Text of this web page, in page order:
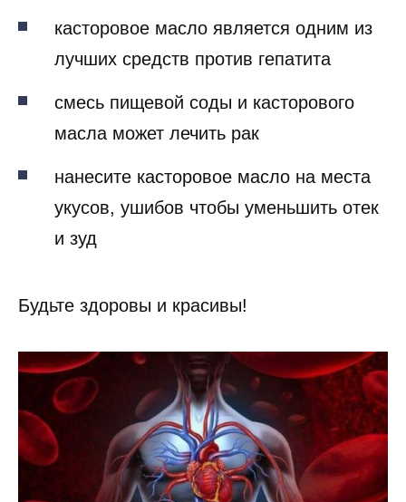
касторовое масло является одним из
лучших средств против гепатита
смесь пищевой соды и касторового
масла может лечить рак
нанесите касторовое масло на места
укусов, ушибов чтобы уменьшить отек
и зуд
Будьте здоровы и красивы!